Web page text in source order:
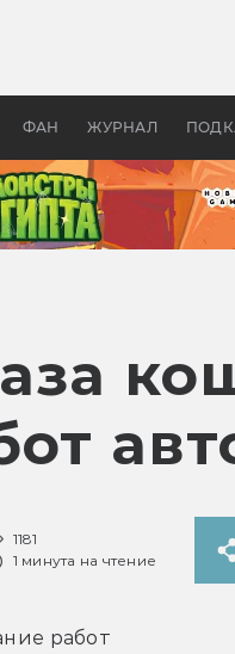
ФАН ЖУРНАЛ
бы «Властелина
1181
1 минута на чтение
работ